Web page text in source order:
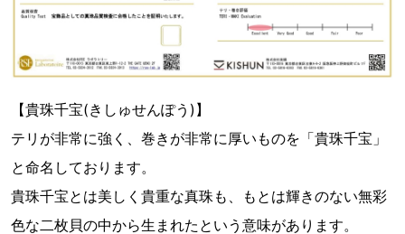
【貴珠千宝(きしゅせんぽう)】
テリが非常に強く、巻きが非常に厚いものを「貴珠千宝」
と命名しております。
貴珠千宝とは美しく貴重な真珠も、もとは輝きのない無彩
色な二枚貝の中から生まれたという意味があります。